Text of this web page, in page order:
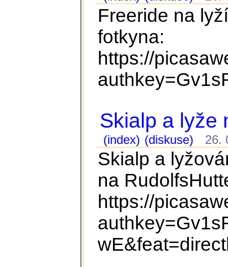
Freeride na
fotkyna:
https://
Skialp a lyže
(index) (diskuse) 26.
Skialp a
na
https://